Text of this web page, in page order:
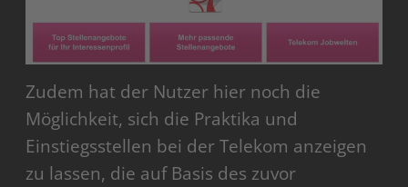
Zudem hat der Nutzer hier noch die
Möglichkeit, sich die Praktika und
Einstiegsstellen bei der Telekom anzeigen
zu lassen, die auf Basis des zuvor